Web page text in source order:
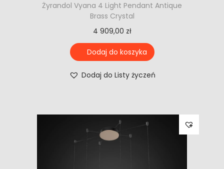
Żyrandol Vyana 4 Light Pendant Antique
Brass Crystal
4 909,00 zł
Dodaj do koszyka
Dodaj do Listy życzeń